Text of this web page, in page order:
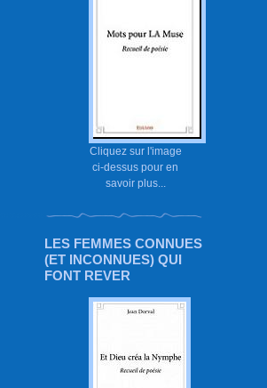
Cliquez sur l'image
ci-dessus pour en
savoir plus...
LES FEMMES CONNUES
(ET INCONNUES) QUI
FONT REVER